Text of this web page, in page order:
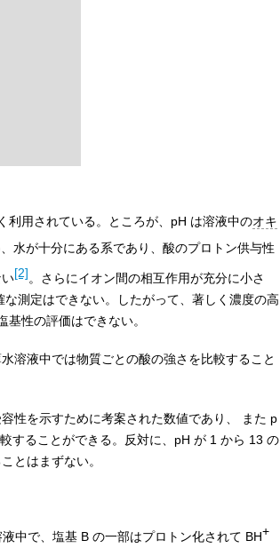
利用されている。ところが、pH は溶液中のオキ
水が十分にある系であり、酸のプロトン供与性
[2]。さらにイオン間の相互作用が充分に小さ
測定はできない。したがって、著しく濃度の高
性の評価はできない。
溶液中では物質ごとの酸の強さを比較すること
性を示すために考案された数値であり、 また p
することができる。反対に、pH が 1 から 13 の
とはまずない。
中で、塩基 B の一部はプロトン化されて BH+